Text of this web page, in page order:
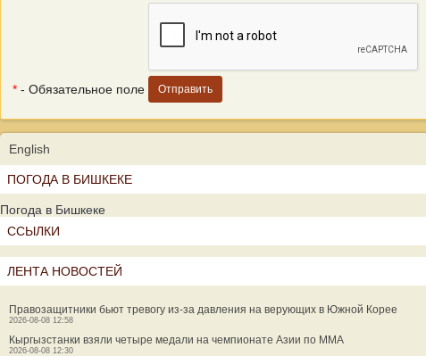
* - Обязательное поле
English
ПОГОДА В БИШКЕКЕ
Погода в Бишкеке
ССЫЛКИ
ЛЕНТА НОВОСТЕЙ
Правозащитники бьют тревогу из-за давления на верующих в Южной Корее
2026-08-08 12:58
Кыргызстанки взяли четыре медали на чемпионате Азии по MMA
2026-08-08 12:30